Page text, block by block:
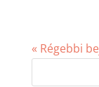
« Régebbi